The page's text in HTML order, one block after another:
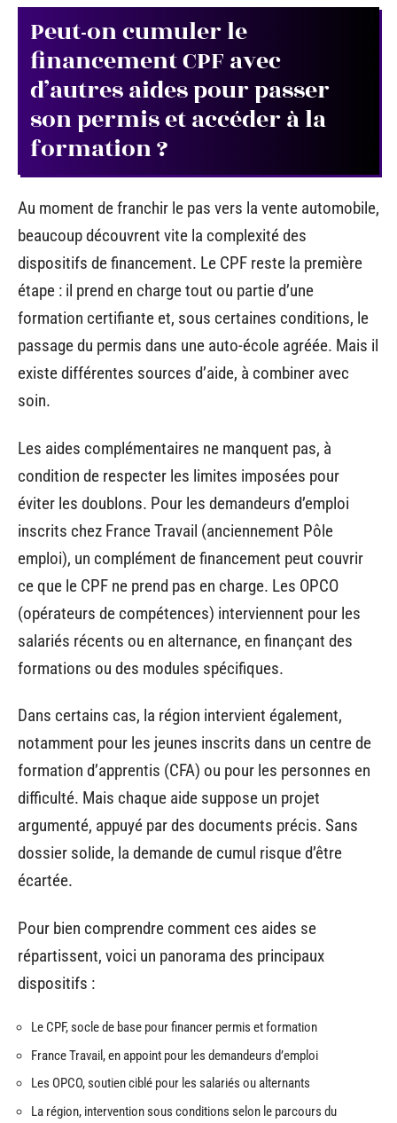
Peut-on cumuler le
financement CPF avec
d’autres aides pour passer
son permis et accéder à la
formation ?
Au moment de franchir le pas vers la vente automobile,
beaucoup découvrent vite la complexité des
dispositifs de financement. Le CPF reste la première
étape : il prend en charge tout ou partie d’une
formation certifiante et, sous certaines conditions, le
passage du permis dans une auto-école agréée. Mais il
existe différentes sources d’aide, à combiner avec
soin.
Les aides complémentaires ne manquent pas, à
condition de respecter les limites imposées pour
éviter les doublons. Pour les demandeurs d’emploi
inscrits chez France Travail (anciennement Pôle
emploi), un complément de financement peut couvrir
ce que le CPF ne prend pas en charge. Les OPCO
(opérateurs de compétences) interviennent pour les
salariés récents ou en alternance, en finançant des
formations ou des modules spécifiques.
Dans certains cas, la région intervient également,
notamment pour les jeunes inscrits dans un centre de
formation d’apprentis (CFA) ou pour les personnes en
difficulté. Mais chaque aide suppose un projet
argumenté, appuyé par des documents précis. Sans
dossier solide, la demande de cumul risque d’être
écartée.
Pour bien comprendre comment ces aides se
répartissent, voici un panorama des principaux
dispositifs :
Le CPF, socle de base pour financer permis et formation
France Travail, en appoint pour les demandeurs d’emploi
Les OPCO, soutien ciblé pour les salariés ou alternants
La région, intervention sous conditions selon le parcours du